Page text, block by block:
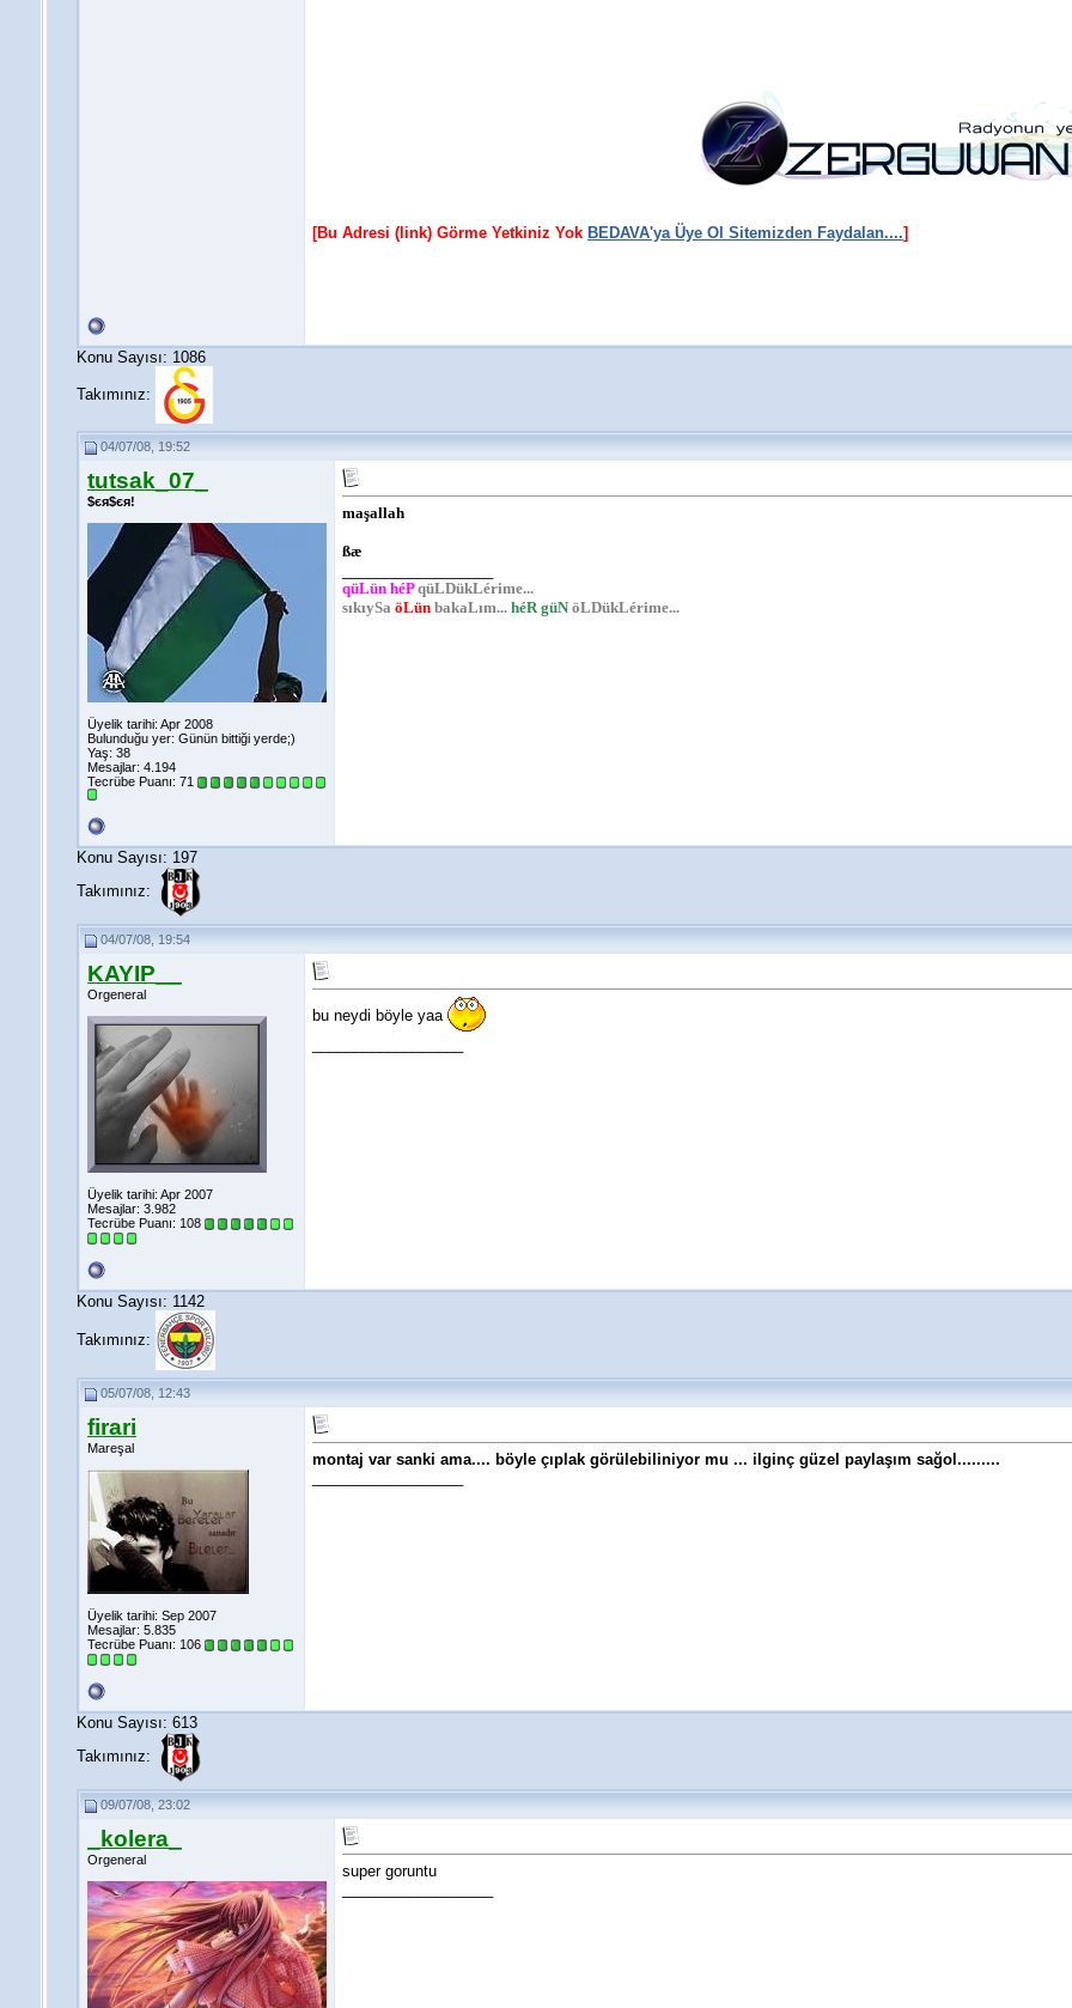
[Bu Adresi (link) Görme Yetkiniz Yok BEDAVA'ya Üye Ol Sitemizden Faydalan....]
Konu Sayısı: 1086
Takımınız:
04/07/08, 19:52
tutsak_07_
$єя$єя!
Üyelik tarihi: Apr 2008
Bulunduğu yer: Günün bittiği yerde;)
Yaş: 38
Mesajlar: 4.194
Tecrübe Puanı: 71
maşallah
ßæ
qüLün héP qüLDükLérime...
sıkıySa öLün bakaLım... héR güN öLDükLérime...
Konu Sayısı: 197
Takımınız:
04/07/08, 19:54
KAYIP__
Orgeneral
Üyelik tarihi: Apr 2007
Mesajlar: 3.982
Tecrübe Puanı: 108
bu neydi böyle yaa
Konu Sayısı: 1142
Takımınız:
05/07/08, 12:43
firari
Mareşal
Üyelik tarihi: Sep 2007
Mesajlar: 5.835
Tecrübe Puanı: 106
montaj var sanki ama.... böyle çıplak görülebiliniyor mu ... ilginç güzel paylaşım sağol.........
Konu Sayısı: 613
Takımınız:
09/07/08, 23:02
_kolera_
Orgeneral
super goruntu